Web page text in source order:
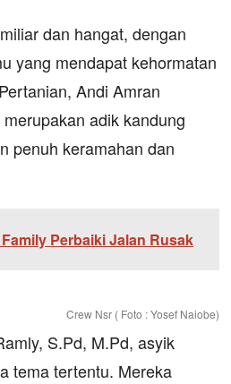
dan hangat, dengan
yang mendapat kehormatan
Andi Amran
adik kandung
penuh keramahan dan
Perbaiki Jalan Rusak
Crew Nsr ( Foto : Yosef Naiobe)
S.Pd, M.Pd, asyik
tema tertentu. Mereka